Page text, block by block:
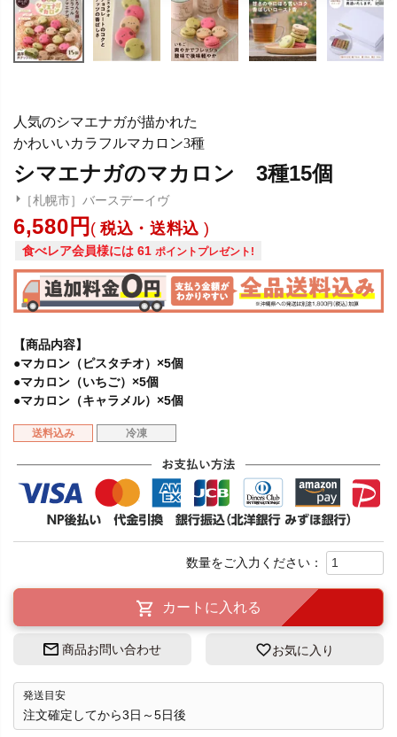
人気のシマエナガが描かれた
かわいいカラフルマカロン3種
シマエナガのマカロン 3種15個
［札幌市］バースデーイヴ
6,580 税込・送料込
食べレア会員様には 61 ポイントプレゼント!
【商品内容】
●マカロン（ピスタチオ）×5個
●マカロン（いちご）×5個
●マカロン（キャラメル）×5個
送料込み 冷凍
カートに入れる
商品お問い合わせ お気に入り
発送目安
注文確定してから3日～5日後